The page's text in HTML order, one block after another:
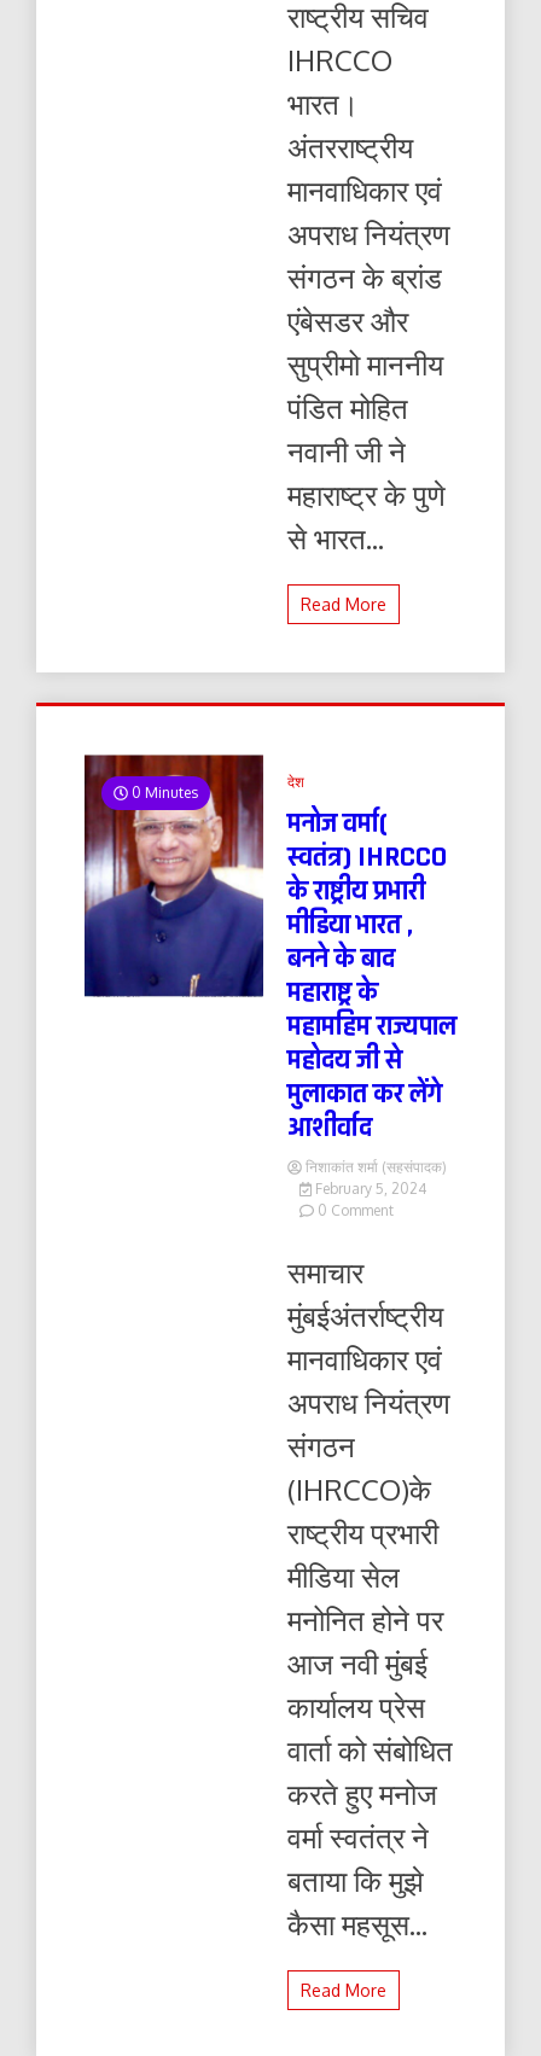
गए
राष्ट्रीय सचिव
IHRCCO
भारत।
अंतरराष्ट्रीय
मानवाधिकार एवं
अपराध नियंत्रण
संगठन के ब्रांड
एंबेसडर और
सुप्रीमो माननीय
पंडित मोहित
नवानी जी ने
महाराष्ट्र के पुणे
से भारत...
Read More
0 Minutes
देश
मनोज वर्मा(
स्वतंत्र) IHRCCO
के राष्ट्रीय प्रभारी
मीडिया भारत ,
बनने के बाद
महाराष्ट्र के
महामहिम राज्यपाल
महोदय जी से
मुलाकात कर लेंगे
आशीर्वाद
निशाकांत शर्मा (सहसंपादक)
February 5, 2024
0 Commenton
के
प्रभारी
भारत
बाद
के
राज्यपाल
महोदय
जी
मुलाकात
कर
लेंगे
आशीर्वाद
समाचार
मुंबईअंतर्राष्ट्रीय
मानवाधिकार एवं
अपराध नियंत्रण
संगठन
(IHRCCO)के
राष्ट्रीय प्रभारी
मीडिया सेल
मनोनित होने पर
आज नवी मुंबई
कार्यालय प्रेस
वार्ता को संबोधित
करते हुए मनोज
वर्मा स्वतंत्र ने
बताया कि मुझे
कैसा महसूस...
Read More